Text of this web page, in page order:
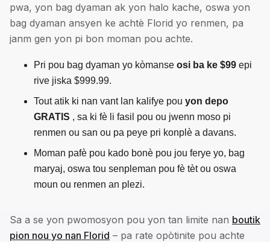
pwa, yon bag dyaman ak yon halo kache, oswa yon
bag dyaman ansyen ke achtè Florid yo renmen, pa
janm gen yon pi bon moman pou achte.
Pri pou bag dyaman yo kòmanse osi ba ke $99 epi
rive jiska $999.99.
Tout atik ki nan vant lan kalifye pou yon depo
GRATIS , sa ki fè li fasil pou ou jwenn moso pi
renmen ou san ou pa peye pri konplè a davans.
Moman pafè pou kado bonè pou jou ferye yo, bag
maryaj, oswa tou senpleman pou fè tèt ou oswa
moun ou renmen an plezi.
Sa a se yon pwomosyon pou yon tan limite nan boutik
pion nou yo nan Florid – pa rate opòtinite pou achte